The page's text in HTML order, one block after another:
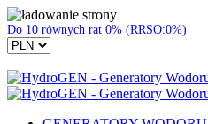
Do 10 równych rat 0% (RRSO:0%)